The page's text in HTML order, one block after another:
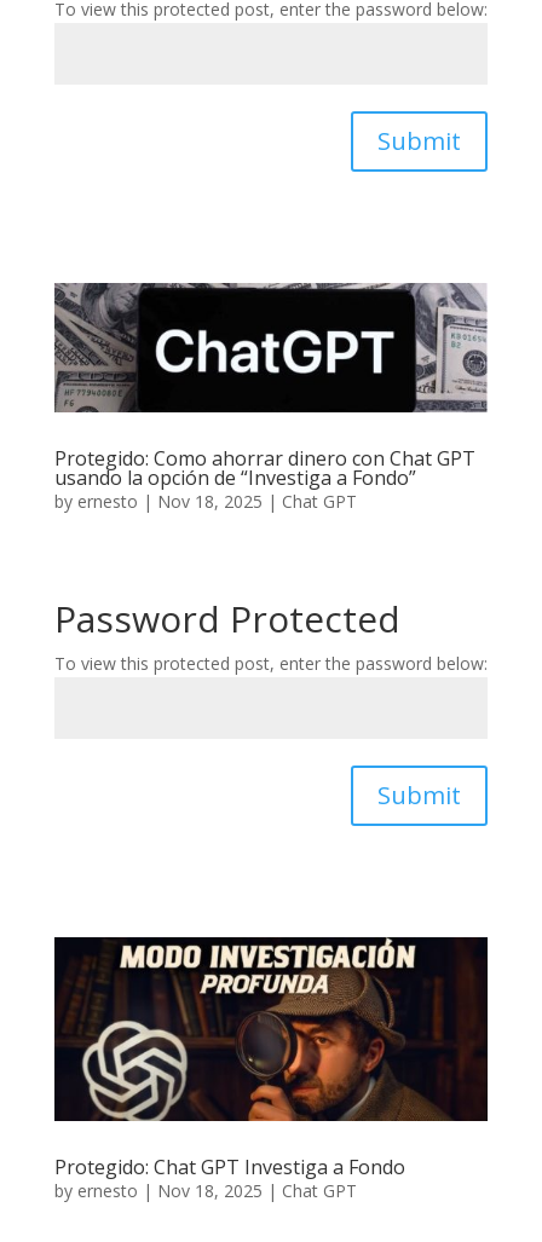
To view this protected post, enter the password below:
Submit
Protegido: Como ahorrar dinero con Chat GPT
usando la opción de “Investiga a Fondo”
by ernesto | Nov 18, 2025 | Chat GPT
Password Protected
To view this protected post, enter the password below:
Submit
Protegido: Chat GPT Investiga a Fondo
by ernesto | Nov 18, 2025 | Chat GPT